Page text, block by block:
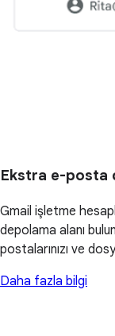
Ekstra e-posta
Gmail işletme
depolama alanı
postalarınızı ve
Daha fazla bilgi